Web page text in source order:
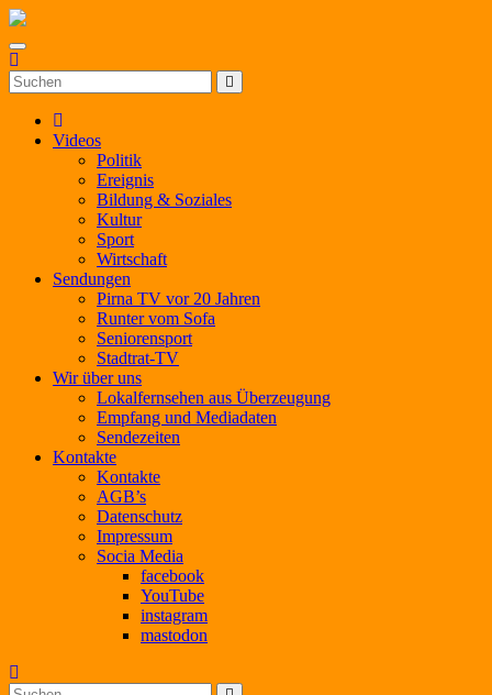
Zum
springen
Videos
Politik
Ereignis
Bildung & Soziales
Kultur
Sport
Wirtschaft
Sendungen
Pirna TV vor 20 Jahren
Runter vom Sofa
Seniorensport
Stadtrat-TV
Wir über uns
Lokalfernsehen aus Überzeugung
Empfang und Mediadaten
Sendezeiten
Kontakte
Kontakte
AGB’s
Datenschutz
Impressum
Socia Media
facebook
YouTube
instagram
mastodon